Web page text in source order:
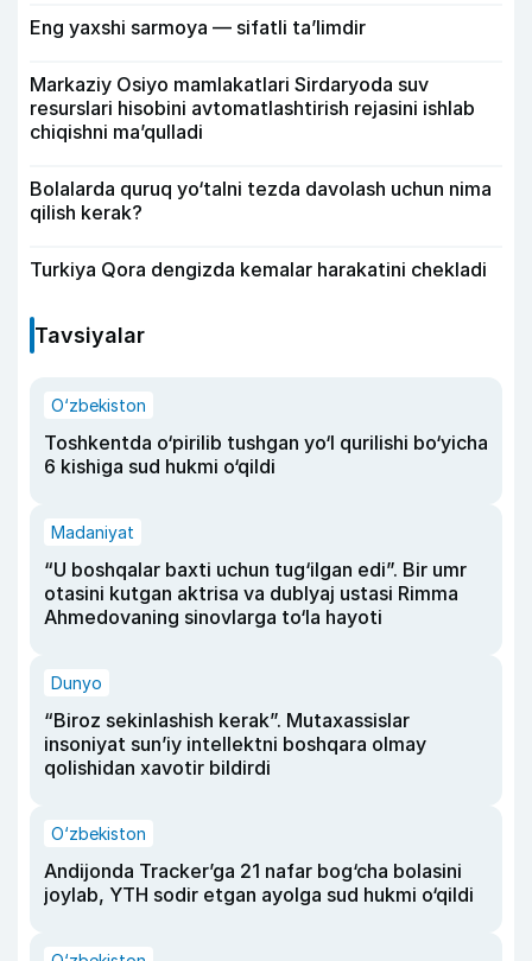
Eng yaxshi sarmoya — sifatli ta’limdir
Markaziy Osiyo mamlakatlari Sirdaryoda suv
resurslari hisobini avtomatlashtirish rejasini ishlab
chiqishni ma’qulladi
Bolalarda quruq yo‘talni tezda davolash uchun nima
qilish kerak?
Turkiya Qora dengizda kemalar harakatini chekladi
Tavsiyalar
O‘zbekiston
Toshkentda o‘pirilib tushgan yo‘l qurilishi bo‘yicha
6 kishiga sud hukmi o‘qildi
Madaniyat
“U boshqalar baxti uchun tug‘ilgan edi”. Bir umr
otasini kutgan aktrisa va dublyaj ustasi Rimma
Ahmedovaning sinovlarga to‘la hayoti
Dunyo
“Biroz sekinlashish kerak”. Mutaxassislar
insoniyat sun’iy intellektni boshqara olmay
qolishidan xavotir bildirdi
O‘zbekiston
Andijonda Tracker’ga 21 nafar bog‘cha bolasini
joylab, YTH sodir etgan ayolga sud hukmi o‘qildi